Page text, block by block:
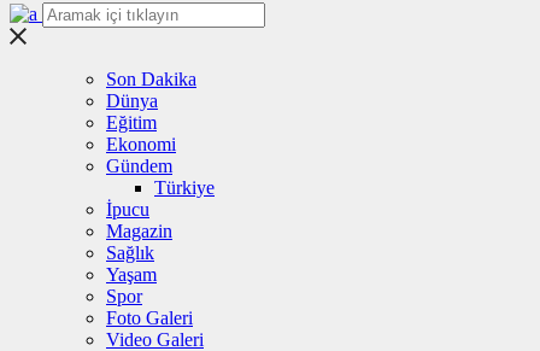
Son Dakika
Dünya
Eğitim
Ekonomi
Gündem
Türkiye
İpucu
Magazin
Sağlık
Yaşam
Spor
Foto Galeri
Video Galeri